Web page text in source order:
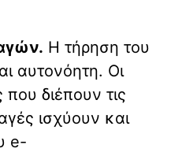
Η τήρηση του
αυτονόητη. Οι
που διέπουν τις
ισχύουν και
e-